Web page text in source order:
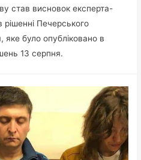
став висновок експерта-
Печерського
яке було опубліковано в
13 серпня.